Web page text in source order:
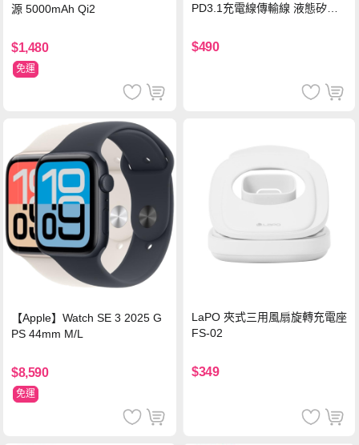
源 5000mAh Qi2
$1,480
免運
PD3.1充電線傳輸線 液態矽膠
機/平板/筆電
$490
【Apple】Watch SE 3 2025 G
PS 44mm M/L
$8,590
免運
LaPO 夾式三用風扇旋轉充電座
FS-02
$349